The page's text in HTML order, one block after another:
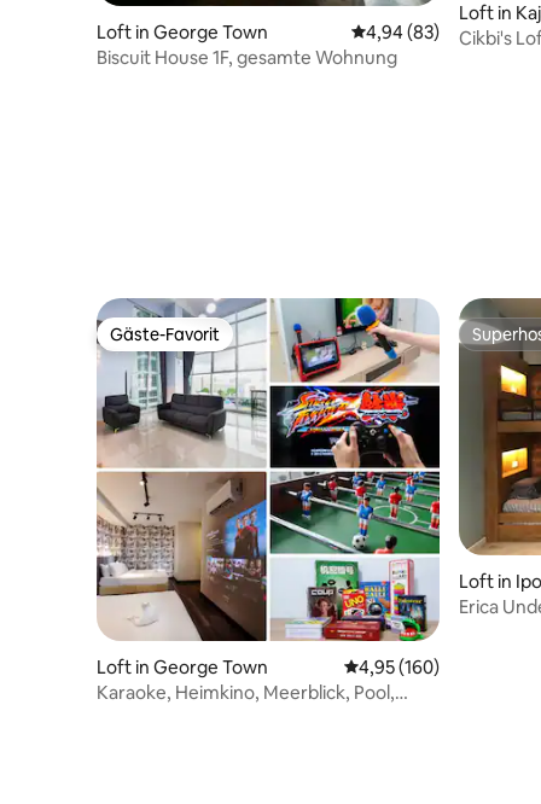
Loft in George Town Durchschnittliche
4,94 (83)
Biscuit House 1F, gesamte Wohnung
Loft in
Cikbi's
Gäste-Favorit
Gäste-Favorit
Loft in George Town Durchschnittliche
4,95 (160)
Karaoke, Heimkino, Meerblick, Pool,
Loft in
Erica